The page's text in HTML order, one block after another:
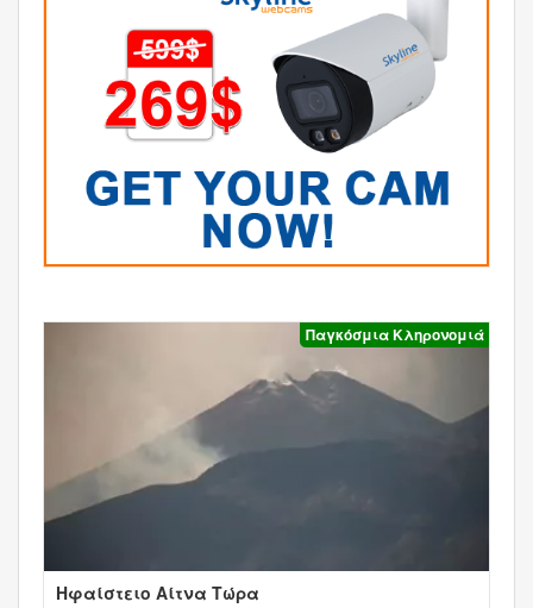
Παγκόσμια Κληρονομιά
Ηφαίστειο Αίτνα Τώρα